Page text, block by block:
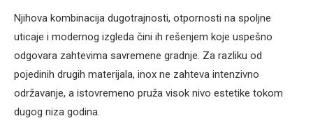
Njihova kombinacija dugotrajnosti, otpornosti na spoljne
uticaje i modernog izgleda čini ih rešenjem koje uspešno
odgovara zahtevima savremene gradnje. Za razliku od
pojedinih drugih materijala, inox ne zahteva intenzivno
održavanje, a istovremeno pruža visok nivo estetike tokom
dugog niza godina.